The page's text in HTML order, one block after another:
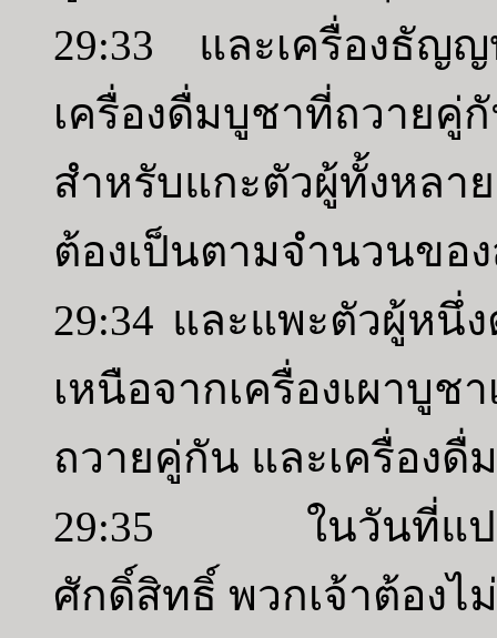
29:33 และเครื่องธัญ
เครื่องดื่มบูชาที่ถวา
สำหรับแกะตัวผู้ทั้งหล
ต้องเป็นตามจำนวนข
29:34 และแพะตัวผู้หนึ่
เหนือจากเครื่องเผาบู
ถวายคู่กัน และเครื่อง
29:35 ในวันที่แปดพ
ศักดิ์สิทธิ์ พวกเจ้าต้องไ